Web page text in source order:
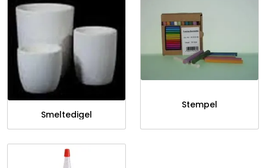
Smeltedigel
Stempel